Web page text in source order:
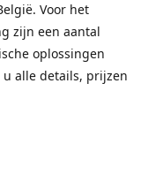
Voor het
zijn een aantal
oplossingen
alle details, prijzen